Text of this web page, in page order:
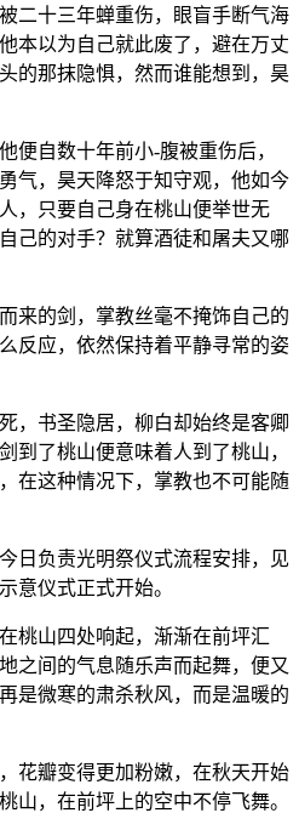
十三年蝉重伤，眼盲手断气海
本以为自己就此废了，避在万丈
的那抹隐惧，然而谁能想到，昊
便自数十年前小-腹被重伤后，
气，昊天降怒于知守观，他如今
，只要自己身在桃山便举世无
己的对手？就算酒徒和屠夫又哪
来的剑，掌教丝毫不掩饰自己的
反应，依然保持着平静寻常的姿
，书圣隐居，柳白却始终是客卿
到了桃山便意味着人到了桃山，
在这种情况下，掌教也不可能随
日负责光明祭仪式流程安排，见
意仪式正式开始。
桃山四处响起，渐渐在前坪汇
之间的气息随乐声而起舞，便又
是微寒的肃杀秋风，而是温暖的
花瓣变得更加粉嫩，在秋天开始
山，在前坪上的空中不停飞舞。